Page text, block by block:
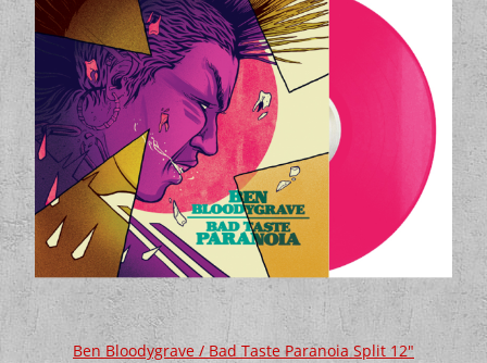
Ben Bloodygrave / Bad Taste Paranoia Split 12"